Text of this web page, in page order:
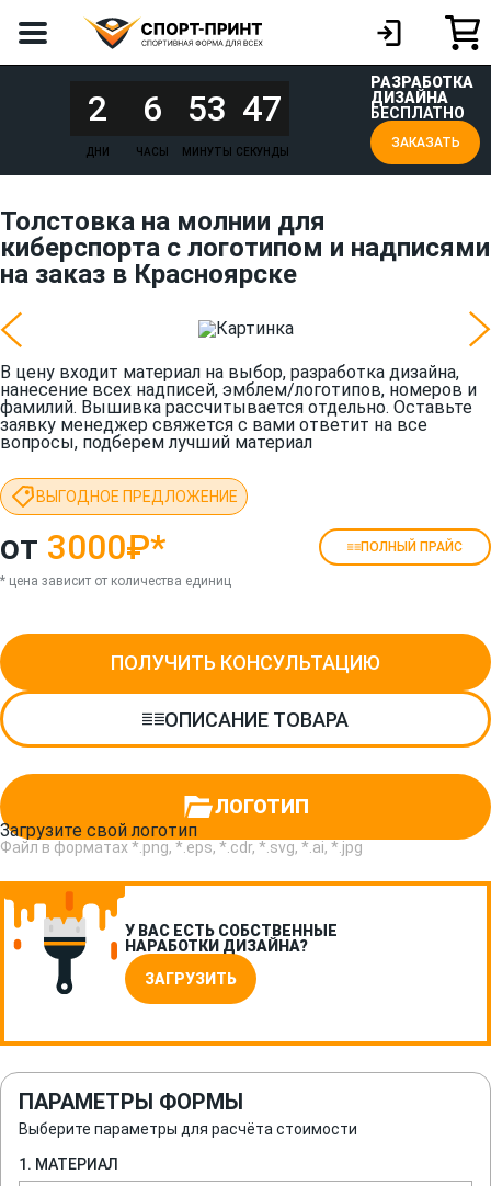
2
ДНИ
6
ЧАСЫ
53
МИНУТЫ
47
СЕКУНДЫ
РАЗРАБОТКА
ДИЗАЙНА
БЕСПЛАТНО
ЗАКАЗАТЬ
Толстовка на молнии для
киберспорта с логотипом и надписями
на заказ в Красноярске
В цену входит материал на выбор, разработка дизайна,
нанесение всех надписей, эмблем/логотипов, номеров и
фамилий. Вышивка рассчитывается отдельно. Оставьте
заявку менеджер свяжется с вами ответит на все
вопросы, подберем лучший материал
ВЫГОДНОЕ ПРЕДЛОЖЕНИЕ
от 3000₽* ПОЛНЫЙ ПРАЙС
* цена зависит от количества единиц
ПОЛУЧИТЬ КОНСУЛЬТАЦИЮ
ОПИСАНИЕ ТОВАРА
ЛОГОТИП
Загрузите свой логотип
Файл в форматах *.png, *.eps, *.cdr, *.svg, *.ai, *.jpg
У ВАС ЕСТЬ СОБСТВЕННЫЕ
НАРАБОТКИ ДИЗАЙНА?
ЗАГРУЗИТЬ
ПАРАМЕТРЫ ФОРМЫ
Выберите параметры для расчёта стоимости
1. МАТЕРИАЛ